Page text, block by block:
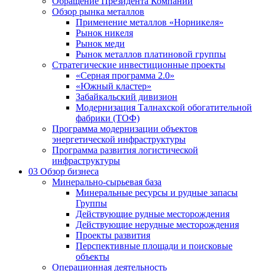
Обзор рынка металлов
Применение металлов «Норникеля»
Рынок никеля
Рынок меди
Рынок металлов платиновой группы
Стратегические инвестиционные проекты
«Серная программа 2.0»
«Южный кластер»
Забайкальский дивизион
Модернизация Талнахской обогатительной
фабрики (ТОФ)
Программа модернизации объектов
энергетической инфраструктуры
Программа развития логистической
инфраструктуры
03 Обзор бизнеса
Минерально-сырьевая база
Минеральные ресурсы и рудные запасы
Группы
Действующие рудные месторождения
Действующие нерудные месторождения
Проекты развития
Перспективные площади и поисковые
объекты
Операционная деятельность